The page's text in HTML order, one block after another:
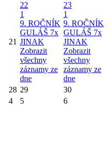
21
22
1
9. ROČNÍK
GULÁŠ 7x
JINAK
Zobrazit
všechny
záznamy ze
dne
23
1
9. ROČNÍK
GULÁŠ 7x
JINAK
Zobrazit
všechny
záznamy ze
dne
28 29
30
4 5 6